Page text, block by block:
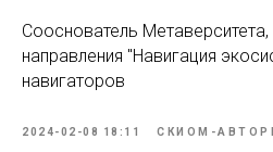
Сооснователь
направления "Навигация
навигаторов
2024-02-08 18:11 СКИОМ-